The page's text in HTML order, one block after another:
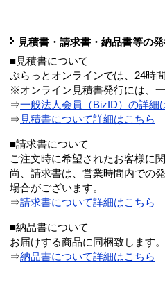
見積書・請求書・納品書等の
■見積書について
ぷらっとオンラインでは、24時
※オンライン見積書発行には、
⇒一般法人会員（BizID）の詳細
⇒ 見積書について詳細はこちら
■請求書について
ご注文時に希望されたお客様に
尚、請求書は、営業時間内での
場合がございます。
⇒請求書について詳細はこちら
■納品書について
お届けする商品に同梱致します。
⇒納品書について詳細はこちら